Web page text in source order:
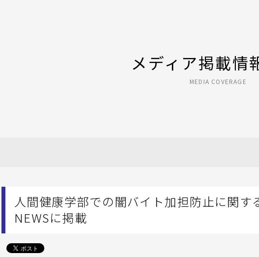
メディア掲載情
MEDIA COVERAGE
人間健康学部での闇バイト加担防止に関
NEWSに掲載